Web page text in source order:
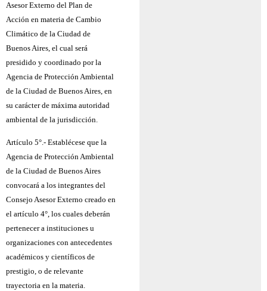
Asesor Externo del Plan de
Acción en materia de Cambio
Climático de la Ciudad de
Buenos Aires, el cual será
presidido y coordinado por la
Agencia de Protección Ambiental
de la Ciudad de Buenos Aires, en
su carácter de máxima autoridad
ambiental de la jurisdicción.
Artículo 5°.- Establécese que la
Agencia de Protección Ambiental
de la Ciudad de Buenos Aires
convocará a los integrantes del
Consejo Asesor Externo creado en
el artículo 4°, los cuales deberán
pertenecer a instituciones u
organizaciones con antecedentes
académicos y científicos de
prestigio, o de relevante
trayectoria en la materia.